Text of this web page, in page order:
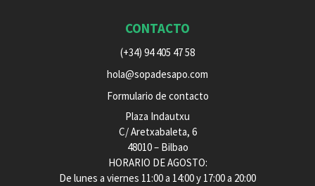
CONTACTO
(+34) 94 405 47 58
hola@sopadesapo.com
Formulario de contacto
Plaza Indautxu
C/ Aretxabaleta, 6
48010 – Bilbao
HORARIO DE AGOSTO:
De lunes a viernes 11:00 a 14:00 y 17:00 a 20:00